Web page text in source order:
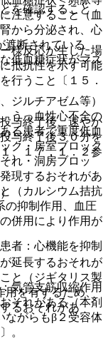
注意すること（血
から分泌され、心
遮断されている
低血糖症状がマス
ジルチアゼム等）
うっ血性心不全の
る患者で重度低血
ク・房室ブロック
れ・洞房ブロッ
現するおそれがあ
（カルシウム拮抗
の抑制作用、血圧
併用により作用が
延長するおそれが
と（ジギタリス製
用を有するため、
るおそれがあ
を確認すること
様反応が生じた場
抵抗性を示す可能
行うこと〔１５．
与終了後、速やか
与終了後３０分を
、１７．１．２参
者：心機能を抑制
気管支筋収縮作用
それがある（本剤
ながらもβ２受容体
。